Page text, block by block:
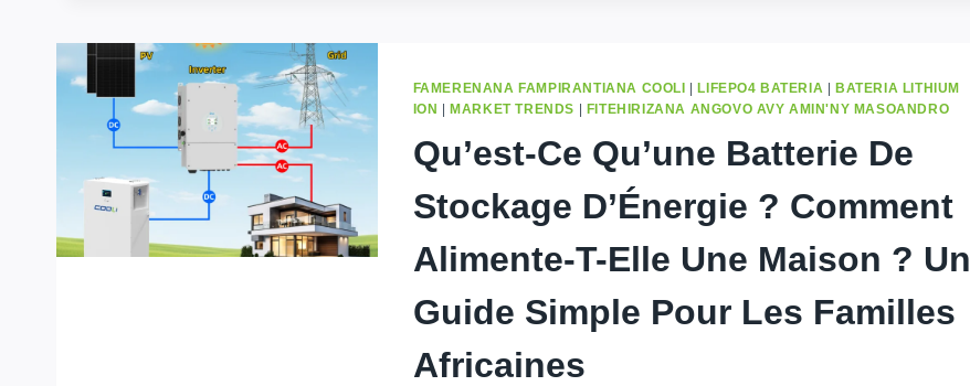
FISAFIDIANANA
NY
TSARA
INDRINDRA
ANY
AFRIKA
FAMERENANA FAMPIRANTIANA COOLI LIFEPO4 BATERIA
BATERIA LITHIUM
ION
MARKET TRENDS FITEHIRIZANA ANGOVO AVY AMIN'NY MASOANDRO
Qu’est-Ce Qu’une Batterie De
Stockage D’Énergie ? Comment
Alimente-T-Elle Une Maison ? Un
Guide Simple Pour Les Familles
Africaines